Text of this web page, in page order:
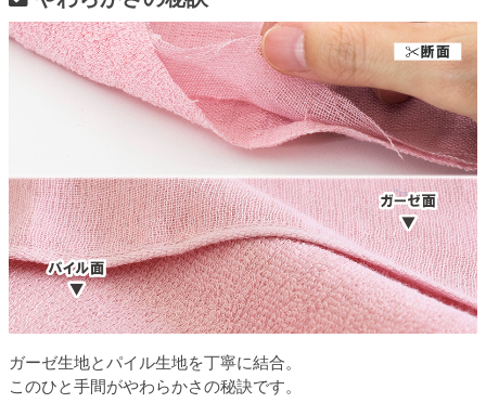
ガーゼ生地とパイル生地を丁寧に結合。
このひと手間がやわらかさの秘訣です。